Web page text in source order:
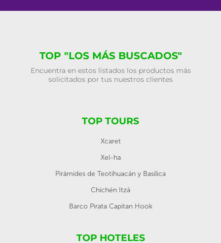
TOP "LOS MÁS BUSCADOS"
Encuentra en estos listados los productos más
solicitados por tus nuestros clientes
TOP TOURS
Xcaret
Xel-ha
Pirámides de Teotihuacán y Basílica
Chichén Itzá
Barco Pirata Capitan Hook
TOP HOTELES